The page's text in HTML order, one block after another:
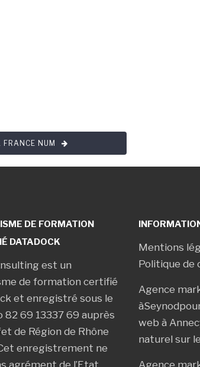
NUM
DE FORMATION
DATADOCK
est un
de formation certifié
et enregistré sous le
82 69 13337 69 auprès
de Région de Rhône
enregistrement ne
agrément de l’Etat.
Mentions
Politique de
Agence
àSeynod
web à
naturel sur
Agence